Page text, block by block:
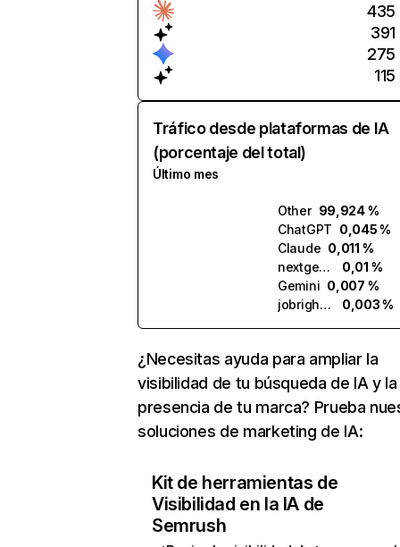
435
391
275
115
Tráfico desde plataformas de IA
(porcentaje del total)
Último mes
Other 99,924 %
ChatGPT 0,045 %
Claude 0,011 %
nextgenapply.ai
0,01 %
Gemini 0,007 %
jobright.ai
0,003 %
¿Necesitas ayuda para ampliar la
visibilidad de tu búsqueda de IA y la
presencia de tu marca? Prueba
soluciones de marketing de IA:
Kit de herramientas de
Visibilidad en la IA de
Semrush